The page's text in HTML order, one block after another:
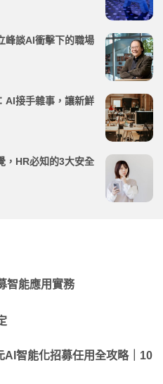
峰談AI衝擊下的職場
AI接手雜事，讓新鮮
，HR必知的3大安全
智能應用實務
AI智能化招募任用全攻略｜10